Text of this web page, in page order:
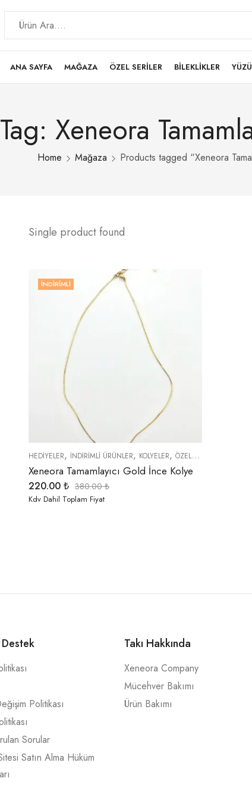
ANA SAYFA MAĞAZA ÖZEL SERİLER BİLEKLİKLER
Xeneora
Home Mağaza Products tagged “Xeneora
Single product found
İNDIRIMLI
HEDIYELER, İNDIRIMLI ÜRÜNLER, KOLYELER, ÖZEL SERİLER
Xeneora Tamamlayıcı Gold İnce Kolye
220.00 ₺ 380.00₺
Kdv Dahil Toplam Fiyat
Politikası
Sorular
Satın Alma Hüküm
Takı Hakkında
Xeneora Company
Mücehver Bakımı
Ürün Bakımı